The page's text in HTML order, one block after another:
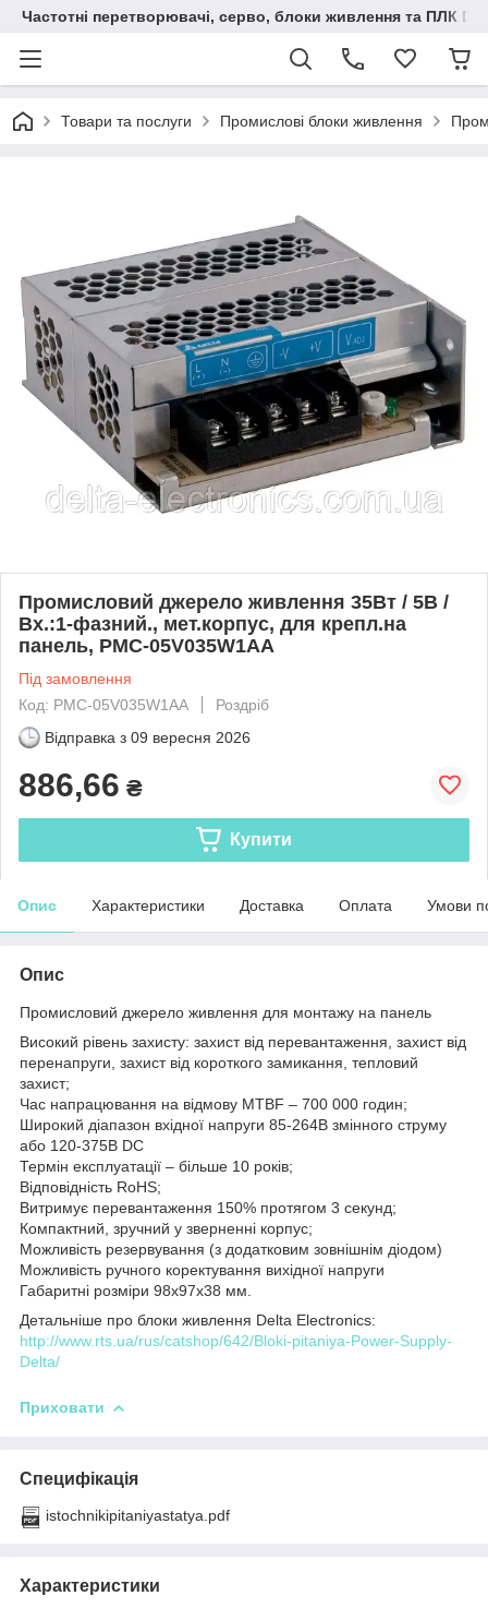
Частотні перетворювачі, серво, блоки живлення та ПЛК
Товари та послуги Промислові блоки живлення
Промисловий джерело живлення 35Вт / 5В /
Вх.:1-фазний., мет.корпус, для крепл.на
панель, PMC-05V035W1AA
Під замовлення
Код: PMC-05V035W1AA
Роздріб
Відправка з 09 вересня 2026
886,66 ₴
Купити
Опис Характеристики Доставка Оплата Умови
Опис
Промисловий джерело живлення для монтажу на панель
Високий рівень захисту: захист від перевантаження, захист від
перенапруги, захист від короткого замикання, тепловий
захист;
Час напрацювання на відмову MTBF – 700 000 годин;
Широкий діапазон вхідної напруги 85-264В змінного струму
або 120-375В DC
Термін експлуатації – більше 10 років;
Відповідність RoHS;
Витримує перевантаження 150% протягом 3 секунд;
Компактний, зручний у зверненні корпус;
Можливість резервування (з додатковим зовнішнім діодом)
Можливість ручного коректування вихідної напруги
Габаритні розміри 98х97х38 мм.
Детальніше про блоки живлення Delta Electronics:
http://www.rts.ua/rus/catshop/642/Bloki-pitaniya-Power-Supply-
Delta/
Приховати
Специфікація
istochnikipitaniyastatya.pdf
Характеристики